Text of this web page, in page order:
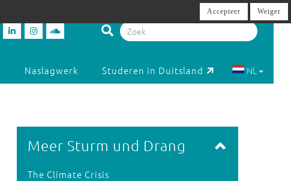
Naslagwerk Studeren in Duitsland NL
Meer Sturm und Drang
The Climate Crisis
Accepteer Weiger